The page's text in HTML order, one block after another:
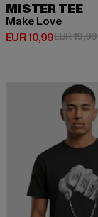
MISTER TEE
Make Love
EUR 10,99
Huidige prijs: EUR
EUR 19,99